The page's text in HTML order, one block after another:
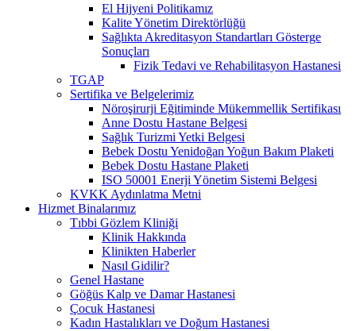
El Hijyeni Politikamız
Kalite Yönetim Direktörlüğü
Sağlıkta Akreditasyon Standartları Gösterge
Sonuçları
Fizik Tedavi ve Rehabilitasyon Hastanesi
TGAP
Sertifika ve Belgelerimiz
Nöroşirurji Eğitiminde Mükemmellik Sertifikası
Anne Dostu Hastane Belgesi
Sağlık Turizmi Yetki Belgesi
Bebek Dostu Yenidoğan Yoğun Bakım Plaketi
Bebek Dostu Hastane Plaketi
ISO 50001 Enerji Yönetim Sistemi Belgesi
KVKK Aydınlatma Metni
Hizmet Binalarımız
Tıbbi Gözlem Kliniği
Klinik Hakkında
Klinikten Haberler
Nasıl Gidilir?
Genel Hastane
Göğüs Kalp ve Damar Hastanesi
Çocuk Hastanesi
Kadın Hastalıkları ve Doğum Hastanesi